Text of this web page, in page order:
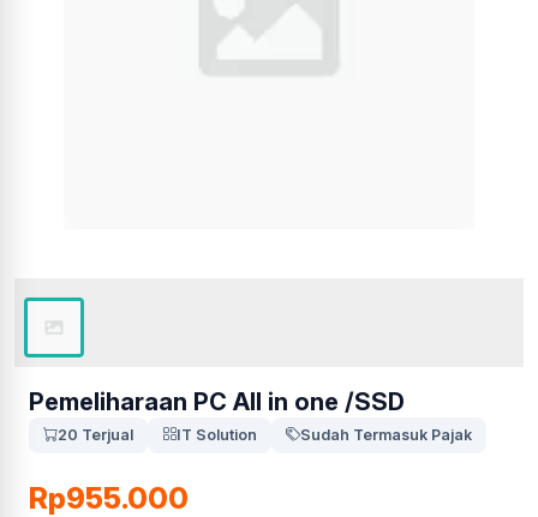
Pemeliharaan PC All in one /SSD
20 Terjual IT Solution Sudah Termasuk Pajak
Rp955.000